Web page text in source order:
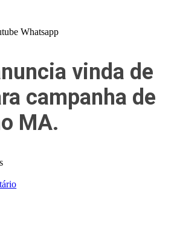
Whatsapp
vinda de
campanha de
MA.